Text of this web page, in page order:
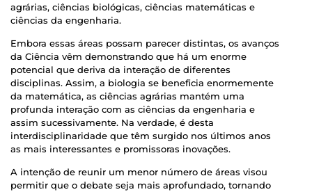
agrárias, ciências biológicas, ciências matemáticas e
ciências da engenharia.
Embora essas áreas possam parecer distintas, os avanços
da Ciência vêm demonstrando que há um enorme
potencial que deriva da interação de diferentes
disciplinas. Assim, a biologia se beneficia enormemente
da matemática, as ciências agrárias mantém uma
profunda interação com as ciências da engenharia e
assim sucessivamente. Na verdade, é desta
interdisciplinaridade que têm surgido nos últimos anos
as mais interessantes e promissoras inovações.
A intenção de reunir um menor número de áreas visou
permitir que o debate seja mais aprofundado, tornando